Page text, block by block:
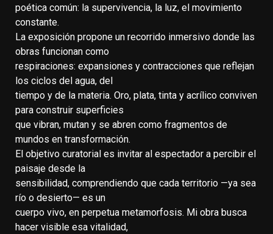
poética común: la supervivencia, la luz, el movimiento
constante.
La exposición propone un recorrido inmersivo donde las
obras funcionan como
respiraciones: expansiones y contracciones que reflejan
los ciclos del agua, del
tiempo y de la materia. Oro, plata, tinta y acrílico conviven
para construir superficies
que vibran, mutan y se abren como fragmentos de
mundos en transformación.
El objetivo curatorial es invitar al espectador a percibir el
paisaje desde la
sensibilidad, comprendiendo que cada territorio —ya sea
río o desierto— es un
cuerpo vivo, en perpetua metamorfosis. Mi obra busca
hacer visible esa vitalidad,